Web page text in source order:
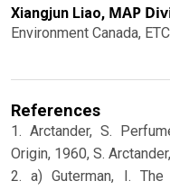
Xiangjun Liao, MAP
Environment Canada, ETC
References
1. Arctander, S.
Origin, 1960, S.
2. a) Guterman, I.